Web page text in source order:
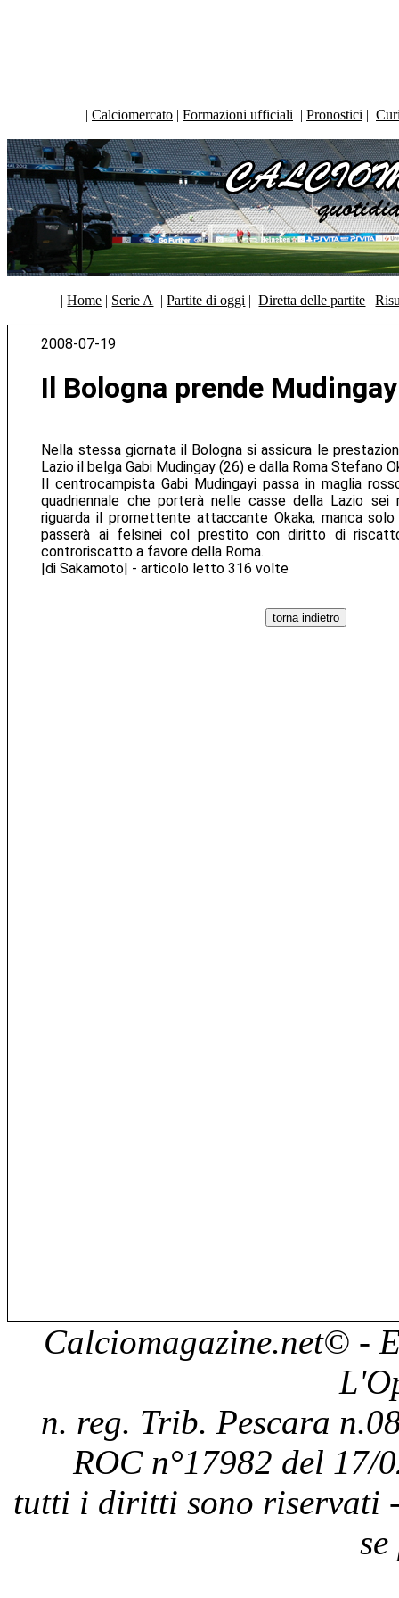
| Calciomercato | Formazioni ufficiali | Pronostici |
|Home | Serie A |Partite di oggi |Diretta delle partite |
2008-07-19
Il Bologna prende
Nella stessa giornata il Bologna si assicura le
Lazio il belga Gabi Mudingay (26) e dalla Roma Stefano
Il centrocampista Gabi Mudingayi passa in maglia
quadriennale che porterà nelle casse della Lazio sei
riguarda il promettente attaccante Okaka, manca
passerà ai felsinei col prestito con diritto di
controriscatto a favore della Roma.
|di Sakamoto| - articolo letto 316 volte
Calciomagazine.net© -
n. reg. Trib. Pescara
ROC n°17982 del 17/
tutti i diritti sono riservati